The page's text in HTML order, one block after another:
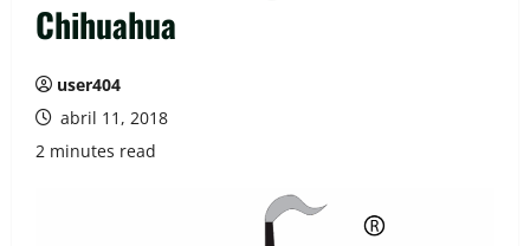
Chihuahua
user404
abril 11, 2018
2 minutes read